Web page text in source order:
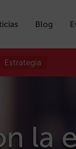
Blog
Estrategia
la